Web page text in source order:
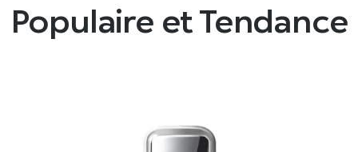
Populaire et Tendance